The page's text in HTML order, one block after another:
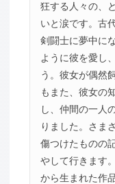
狂する人々の、
いと涙です。古
剣闘士に夢中に
ように彼を愛し
う。彼女が偶然
もまた、彼女の
し、仲間の一人
りました。さま
傷つけたものの
やして行きます
から生まれた作